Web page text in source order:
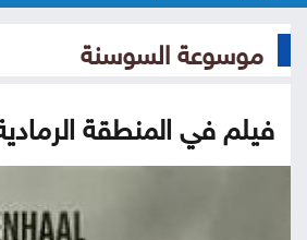
موسوعة السوسنة
فيلم في المنطقة